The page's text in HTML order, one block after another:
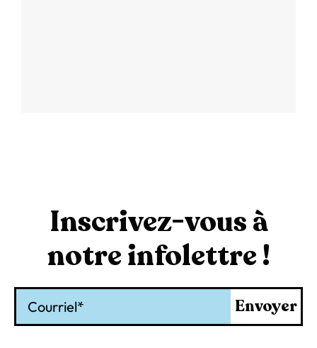
Inscrivez-vous à
notre infolettre !
Envoyer